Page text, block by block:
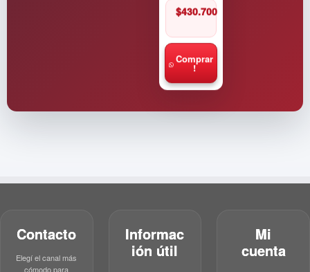
$430.700
Comprar
!
Contacto
Elegí el canal más
cómodo para
Informac
ión útil
Mi
cuenta